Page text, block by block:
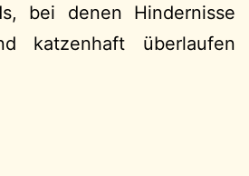
bei denen Hindernisse
katzenhaft überlaufen